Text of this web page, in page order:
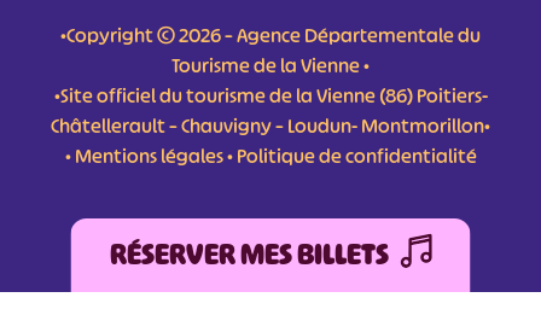
•Copyright © 2026 – Agence Départementale du
Tourisme de la Vienne •
•Site officiel du tourisme de la Vienne (86) Poitiers-
Châtellerault – Chauvigny – Loudun- Montmorillon•
•Mentions légales•Politique de confidentialité
RÉSERVER MES BILLETS